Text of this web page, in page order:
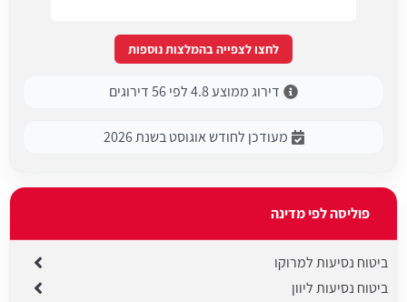
לחצו לצפייה בהמלצות נוספות
דירוג ממוצע 4.8 לפי 56 דירוגים
מעודכן לחודש אוגוסט בשנת 2026
פוליסה לפי מדינה
ביטוח נסיעות למרוקו
ביטוח נסיעות ליוון